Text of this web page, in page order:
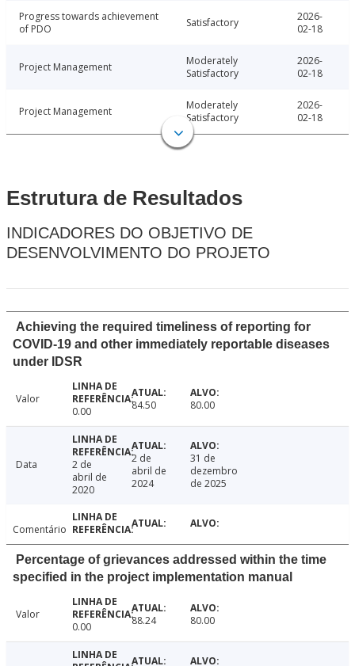
Progress towards achievement
of PDO
Satisfactory
2026-
02-18
Project Management
Moderately
Satisfactory
2026-
02-18
Project Management
Moderately
Satisfactory
2026-
02-18
Estrutura de Resultados
INDICADORES DO OBJETIVO DE
DESENVOLVIMENTO DO PROJETO
Achieving the required timeliness of reporting for
COVID-19 and other immediately reportable diseases
under IDSR
Valor
0.00
84.50 80.00
Data
2 de
abril de
2020
2 de
abril de
2024
31 de
dezembro
de 2025
Comentário
Percentage of grievances addressed within the time
specified in the project implementation manual
Valor
0.00
88.24 80.00